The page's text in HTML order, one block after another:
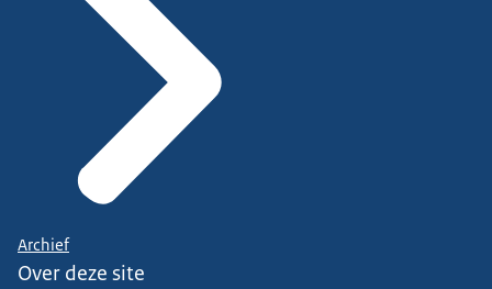
Archief
Over deze site